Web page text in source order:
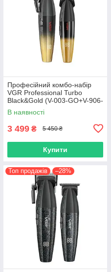
Професійний комбо-набір
VGR Professional Turbo
Black&Gold (V-003-GO+V-906-
GO)
В наявності
3 499 ₴ 5 450 ₴
Купити
Топ продажів –28%